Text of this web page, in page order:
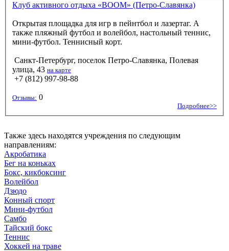
Клуб активного отдыха «BOOM» (Петро-Славянка)
Открытая площадка для игр в пейнтбол и лазертаг. А
также пляжный футбол и волейбол, настольный теннис,
мини-футбол. Теннисный корт.
Санкт-Петербург, поселок Петро-Славянка, Полевая
улица, 43 на карте
+7 (812) 997-98-88
Отзывы: 0
Подробнее>>
Также здесь находятся учреждения по следующим
направлениям:
Акробатика
Бег на коньках
Бокс, кикбоксинг
Волейбол
Дзюдо
Конный спорт
Мини-футбол
Самбо
Тайский бокс
Теннис
Хоккей на траве